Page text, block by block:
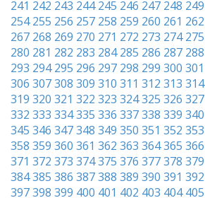
241 242 243 244 245 246 247 248 249
254 255 256 257 258 259 260 261 262
267 268 269 270 271 272 273 274 275
280 281 282 283 284 285 286 287 288
293 294 295 296 297 298 299 300 301
306 307308 309 310 311 312 313 314
319 320 321 322 323 324325 326 327
332 333 334335 336 337338 339 340
345 346 347348 349 350 351 352 353
358 359 360 361 362 363 364365 366
371 372 373 374375 376 377378 379
384385 386 387388 389 390 391 392
397398 399 400 401 402 403 404 405